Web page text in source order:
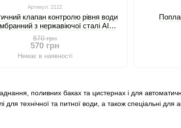
поливних баках та цистернах і для
технічної та питної води, а також спеціальні для
Артикул: 2122
клапан контролю рівня води
з нержавіючої сталі AISI
304 Ду 25 мм
870 грн
570 грн
Немає в наявності